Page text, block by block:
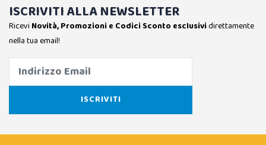
ISCRIVITI ALLA NEWSLETTER
Ricevi Novità, Promozioni e Codici Sconto esclusividirettamente
nella tua email!